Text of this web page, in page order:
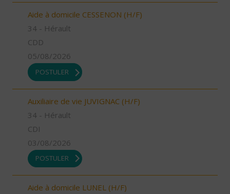
Aide à domicile CESSENON (H/F)
34 - Hérault
CDD
05/08/2026
POSTULER
Auxiliaire de vie JUVIGNAC (H/F)
34 - Hérault
CDI
03/08/2026
POSTULER
Aide à domicile LUNEL (H/F)